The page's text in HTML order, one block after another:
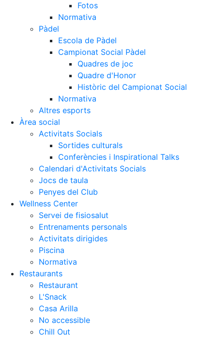
Fotos
Normativa
Pàdel
Escola de Pàdel
Campionat Social Pàdel
Quadres de joc
Quadre d'Honor
Històric del Campionat Social
Normativa
Altres esports
Àrea social
Activitats Socials
Sortides culturals
Conferències i Inspirational Talks
Calendari d'Activitats Socials
Jocs de taula
Penyes del Club
Wellness Center
Servei de fisiosalut
Entrenaments personals
Activitats dirigides
Piscina
Normativa
Restaurants
Restaurant
L'Snack
Casa Arilla
No accessible
Chill Out